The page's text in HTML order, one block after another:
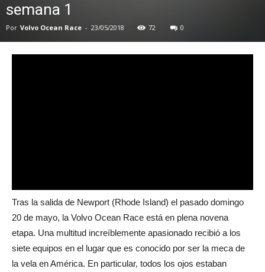
semana 1
Por Volvo Ocean Race - 23/05/2018 72 0
Tras la salida de Newport (Rhode Island) el pasado domingo
20 de mayo, la Volvo Ocean Race está en plena novena
etapa. Una multitud increíblemente apasionado recibió a los
siete equipos en el lugar que es conocido por ser la meca de
la vela en América. En particular, todos los ojos estaban